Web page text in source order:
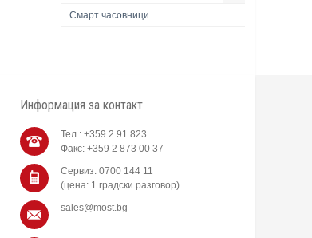
Смарт часовници
Информация за контакт
Тел.: +359 2 91 823
Факс: +359 2 873 00 37
Сервиз: 0700 144 11
(цена: 1 градски разговор)
sales@most.bg